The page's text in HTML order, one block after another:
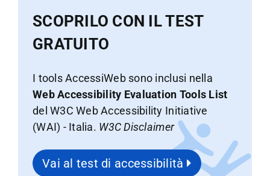
SCOPRILO CON IL TEST
GRATUITO
I tools AccessiWeb sono inclusi nella
Web Accessibility Evaluation Tools List
del W3C Web Accessibility Initiative
(WAI) - Italia. W3C Disclaimer
Vai al test di accessibilità